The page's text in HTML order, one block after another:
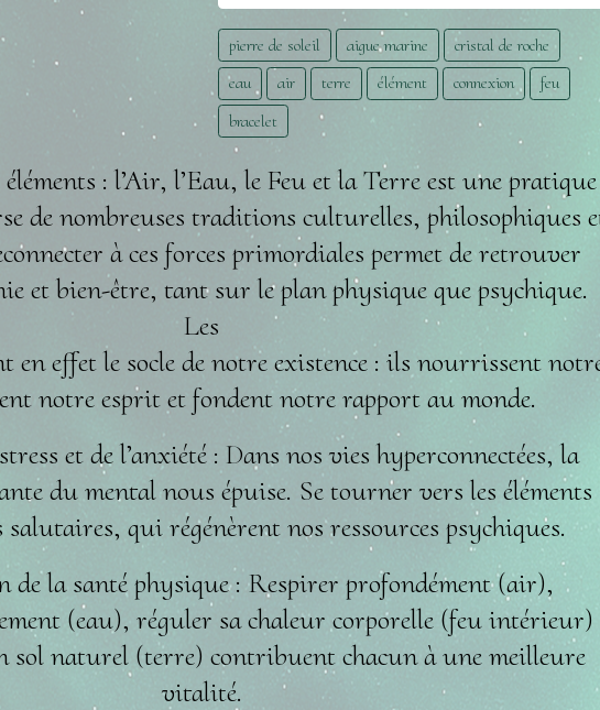
pierre de soleil aigue marine
cristal de roche
eau
air terre élément connexion
feu
bracelet
: l’Air, l’Eau, le Feu et la Terre est une pratique
de nombreuses traditions culturelles, philosophiques
à ces forces primordiales permet de retrouver
et bien-être, tant sur le plan physique que psychique.
Les
en effet le socle de notre existence : ils nourrissent
notre esprit et fondent notre rapport au monde.
et de l’anxiété : Dans nos vies hyperconnectées, la
du mental nous épuise. Se tourner vers les éléments
salutaires, qui régénèrent nos ressources psychiques.
de la santé physique : Respirer profondément (air),
(eau), réguler sa chaleur corporelle (feu intérieur)
sol naturel (terre) contribuent chacun à une meilleure
vitalité.